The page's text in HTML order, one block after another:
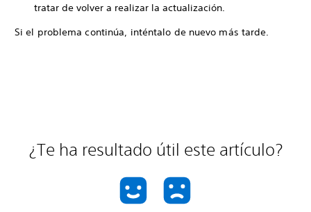
tratar de volver a realizar la actualización.
Si el problema continúa, inténtalo de nuevo más tarde.
¿Te ha resultado útil este artículo?